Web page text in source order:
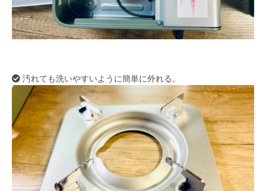
汚れても洗いやすいように簡単に外れる。